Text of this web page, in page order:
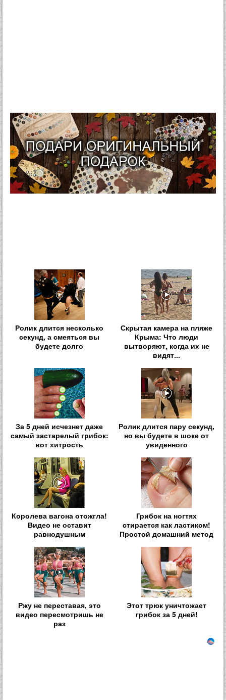
Ролик длится несколько
секунд, а смеяться вы
будете долго
Скрытая камера на пляже
Крыма: Что люди
вытворяют, когда их не
видят...
За 5 дней исчезнет даже
самый застарелый грибок:
вот хитрость
Ролик длится пару секунд,
но вы будете в шоке от
увиденного
Королева вагона отожгла!
Видео не оставит
равнодушным
Грибок на ногтях
стирается как ластиком!
Простой домашний метод
Ржу не переставая, это
видео пересмотришь не
раз
Этот трюк уничтожает
грибок за 5 дней!